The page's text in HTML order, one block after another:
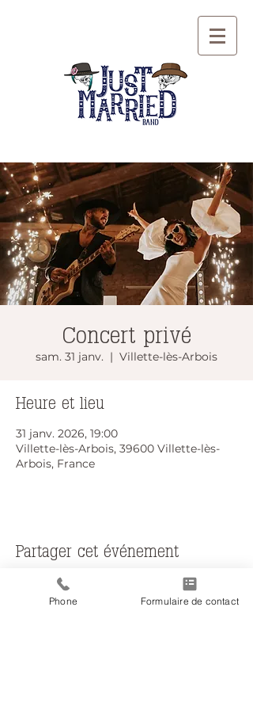
Concert privé
sam. 31 janv.
  |
Villette-lès-Arbois
Heure et lieu
31 janv. 2026, 19:00
Villette-lès-Arbois, 39600 Villette-lès-
Arbois, France
Partager cet événement
Phone Formulaire de contact